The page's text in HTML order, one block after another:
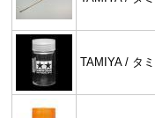
TAMIYA / タ